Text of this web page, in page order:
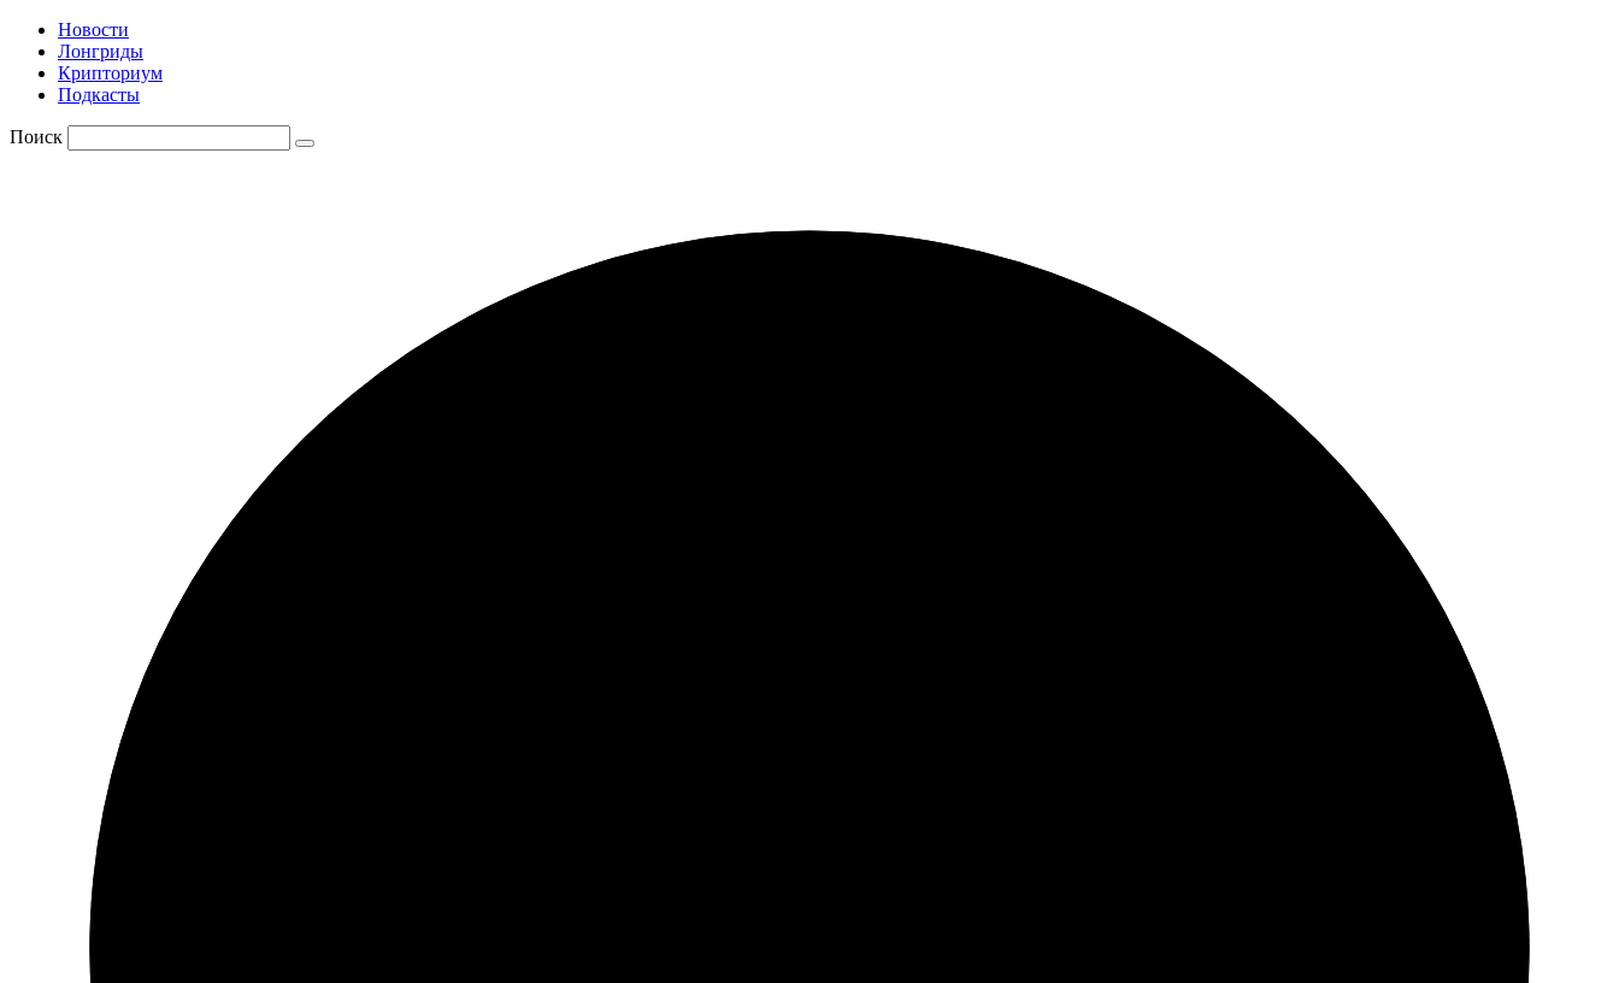
Новости
Лонгриды
Крипториум
Подкасты
Поиск